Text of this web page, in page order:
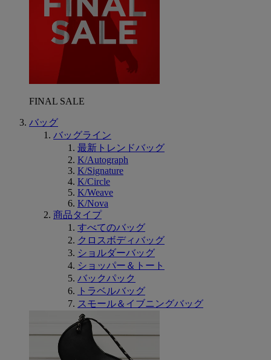
FINAL SALE
バッグ
バッグライン
最新トレンドバッグ​​
K/Autograph
K/Signature
K/Circle
K/Weave
K/Nova
商品タイプ
すべてのバッグ
クロスボディバッグ
ショルダーバッグ
ショッパー＆トート
バックパック
トラベルバッグ
スモール＆イブニングバッグ